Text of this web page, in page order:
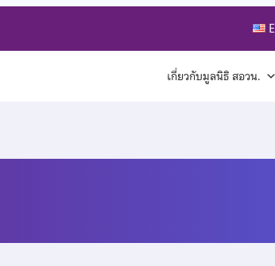
เกี่ยวกับมูลนิธิ สอวน.